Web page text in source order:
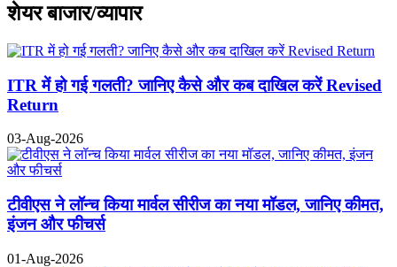
शेयर बाजार/व्यापार
ITR में हो गई गलती? जानिए कैसे और कब दाखिल करें Revised
Return
03-Aug-2026
टीवीएस ने लॉन्च किया मार्वल सीरीज का नया मॉडल, जानिए कीमत,
इंजन और फीचर्स
01-Aug-2026